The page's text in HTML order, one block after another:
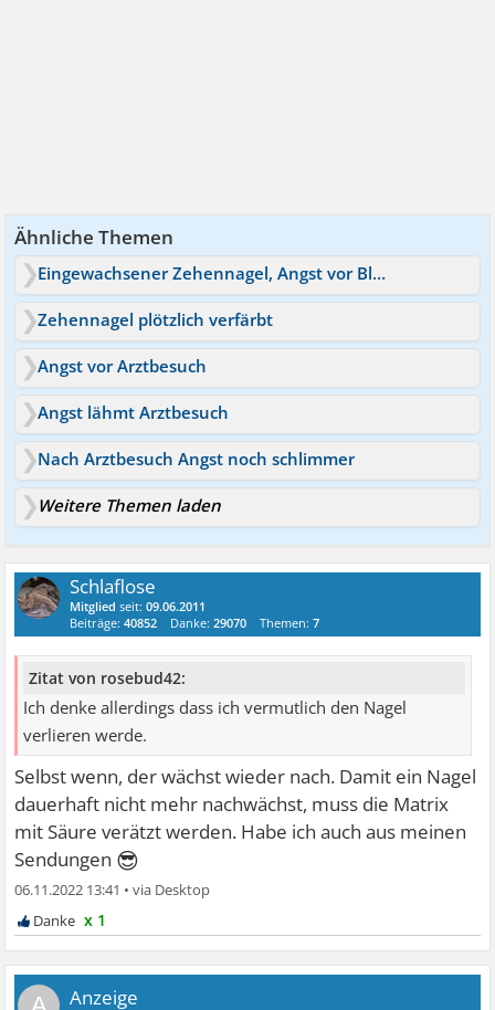
Ähnliche Themen
Eingewachsener Zehennagel, Angst vor Blutvergiftung
Zehennagel plötzlich verfärbt
Angst vor Arztbesuch
Angst lähmt Arztbesuch
Nach Arztbesuch Angst noch schlimmer
Weitere Themen laden
Schlaflose
Mitglied seit:09.06.2011
Beiträge:40852 Danke:29070 Themen:7
Zitat von rosebud42:
Ich denke allerdings dass ich vermutlich den Nagel
verlieren werde.
Selbst wenn, der wächst wieder nach. Damit ein Nagel
dauerhaft nicht mehr nachwächst, muss die Matrix
mit Säure verätzt werden. Habe ich auch aus meinen
Sendungen 😎
06.11.2022 13:41 •
x 1